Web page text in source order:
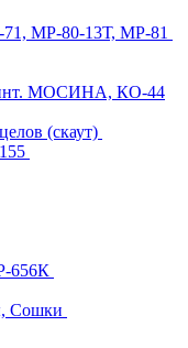
МР-80-13Т, МР-81
МОСИНА, КО-44
(скаут)
656К
Сошки